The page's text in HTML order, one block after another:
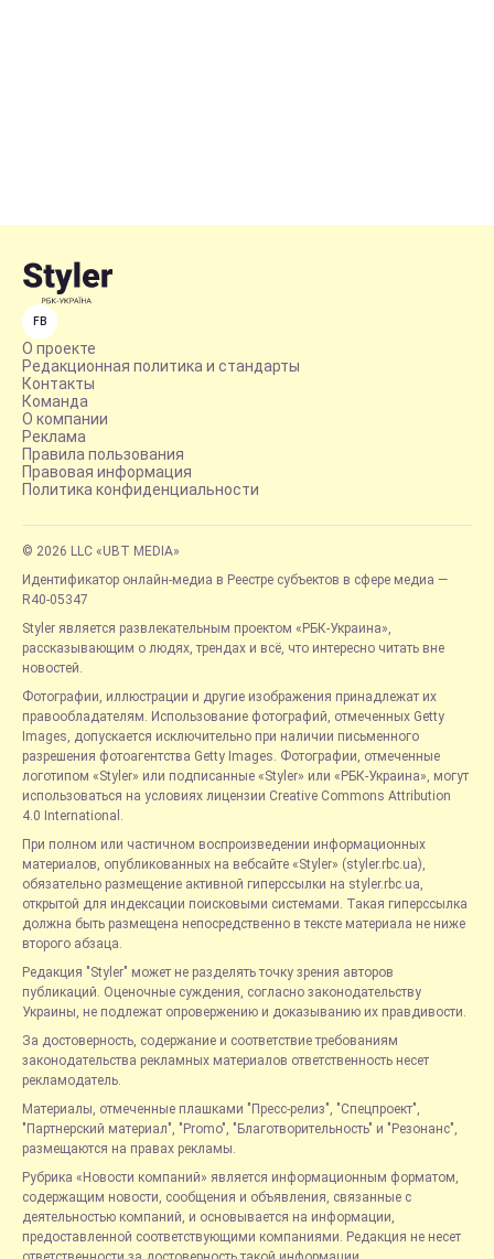
FB
О проекте
Редакционная политика и стандарты
Контакты
Команда
О компании
Реклама
Правила пользования
Правовая информация
Политика конфиденциальности
© 2026 LLC «UBT MEDIA»
Идентификатор онлайн-медиа в Реестре субъектов в сфере медиа —
R40-05347
Styler является развлекательным проектом «РБК-Украина»,
рассказывающим о людях, трендах и всё, что интересно читать вне
новостей.
Фотографии, иллюстрации и другие изображения принадлежат их
правообладателям. Использование фотографий, отмеченных Getty
Images, допускается исключительно при наличии письменного
разрешения фотоагентства Getty Images. Фотографии, отмеченные
логотипом «Styler» или подписанные «Styler» или «РБК-Украина», могут
использоваться на условиях лицензии Creative Commons Attribution
4.0 International.
При полном или частичном воспроизведении информационных
материалов, опубликованных на вебсайте «Styler» (styler.rbc.ua),
обязательно размещение активной гиперссылки на styler.rbc.ua,
открытой для индексации поисковыми системами. Такая гиперссылка
должна быть размещена непосредственно в тексте материала не ниже
второго абзаца.
Редакция "Styler" может не разделять точку зрения авторов
публикаций. Оценочные суждения, согласно законодательству
Украины, не подлежат опровержению и доказыванию их правдивости.
За достоверность, содержание и соответствие требованиям
законодательства рекламных материалов ответственность несет
рекламодатель.
Материалы, отмеченные плашками "Пресс-релиз", "Спецпроект",
"Партнерский материал", "Promo", "Благотворительность" и "Резонанс",
размещаются на правах рекламы.
Рубрика «Новости компаний» является информационным форматом,
содержащим новости, сообщения и объявления, связанные с
деятельностью компаний, и основывается на информации,
предоставленной соответствующими компаниями. Редакция не несет